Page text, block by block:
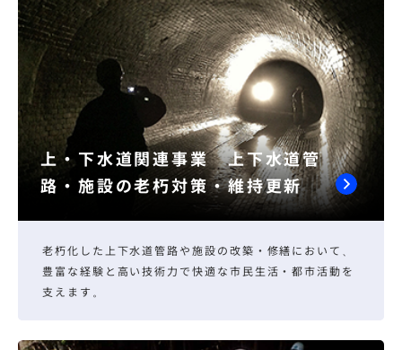
上・下水道関連事業 上下水道管
路・施設の老朽対策・維持更新
老朽化した上下水道管路や施設の改築・修繕において、
豊富な経験と高い技術力で快適な市民生活・都市活動を
支えます。